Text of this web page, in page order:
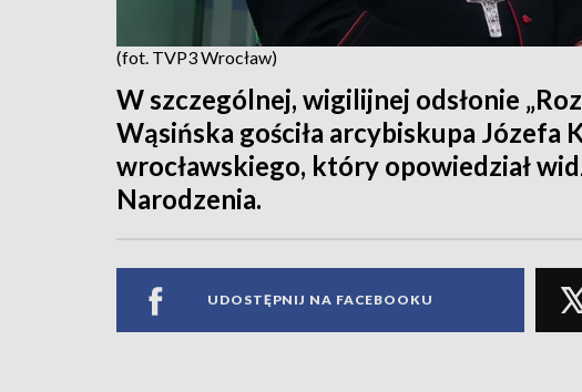
(fot. TVP3 Wrocław)
W szczególnej, wigilijnej odsłonie
Wąsińska gościła arcybiskupa Józefa
wrocławskiego, który opowiedział
Narodzenia.
UDOSTĘPNIJ NA FACEBOOKU